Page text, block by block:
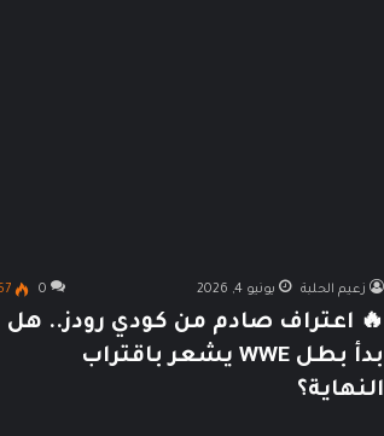
زعيم الحلبة يونيو 4, 2026 0
🔥 اعتراف صادم من كودي رودز.. هل
بدأ بطل WWE يشعر باقتراب
النهاية؟